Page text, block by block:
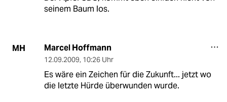
seinem Baum los.
MH Marcel Hoffmann
12.09.2009, 10:26 Uhr
Es wäre ein Zeichen für die Zukunft... jetzt wo
die letzte Hürde überwunden wurde.